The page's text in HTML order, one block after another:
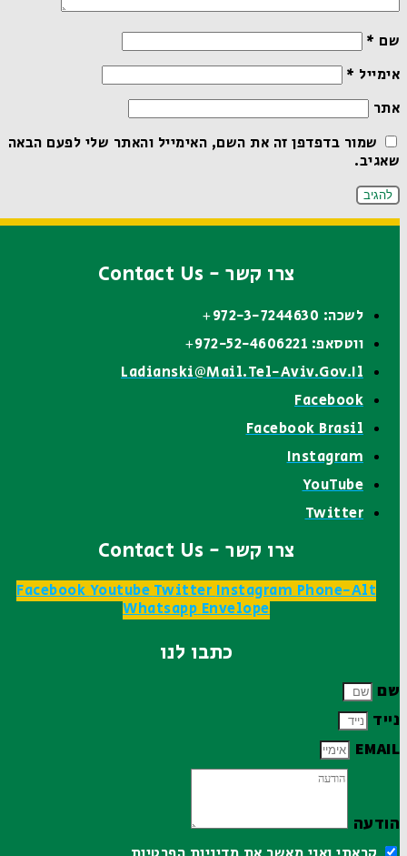
שם*
אימייל*
אתר
שמור בדפדפן זה את השם, האימייל והאתר שלי לפעם הבאה
שאגיב.
צרו קשר - Contact Us
לשכה: 972-3-7244630+
ווטסאפ: 972-52-4606221+
Ladianski@mail.tel-Aviv.gov.il
Facebook
Facebook Brasil
Instagram
YouTube
Twitter
צרו קשר - Contact Us
FacebookYoutubeTwitterInstagramPhone-Alt
WhatsappEnvelope
כתבו לנו
שם
נייד
EMAIL
הודעה